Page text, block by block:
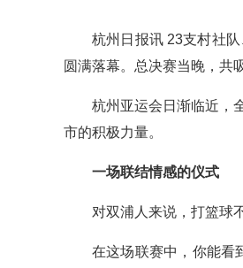
杭州日报讯 23支村社
圆满落幕。总决赛当晚，共
杭州亚运会日渐临近，
市的积极力量。
一场联结情感的仪式
对双浦人来说，打篮球
在这场联赛中，你能